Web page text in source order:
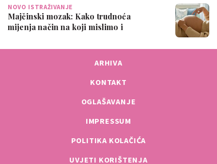
NOVO ISTRAŽIVANJE
Majčinski mozak: Kako trudnoća
mijenja način na koji mislimo i
ARHIVA
KONTAKT
OGLAŠAVANJE
IMPRESSUM
POLITIKA KOLAČIĆA
UVJETI KORIŠTENJA